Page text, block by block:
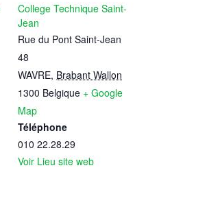
College Technique Saint-
Jean
Rue du Pont Saint-Jean
48
WAVRE, Brabant Wallon
1300 Belgique + Google
Map
Téléphone
010 22.28.29
Voir Lieu site web